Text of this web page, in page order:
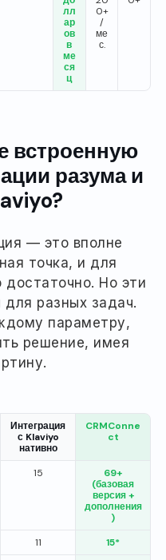
лл
ар
ов
в
ме
ся
ц
0+
/
ме
с.
встроенную
разума и
— это вполне
точка, и для
достаточно. Но эти
разных задач.
параметру,
решение, имея
Интеграция
с Klaviyo
нативно
CRMConne
ct
15
69+
(базовая
версия +
дополнения
)
11
15*